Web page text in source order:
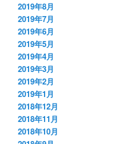
2019年8月
2019年7月
2019年6月
2019年5月
2019年4月
2019年3月
2019年2月
2019年1月
2018年12月
2018年11月
2018年10月